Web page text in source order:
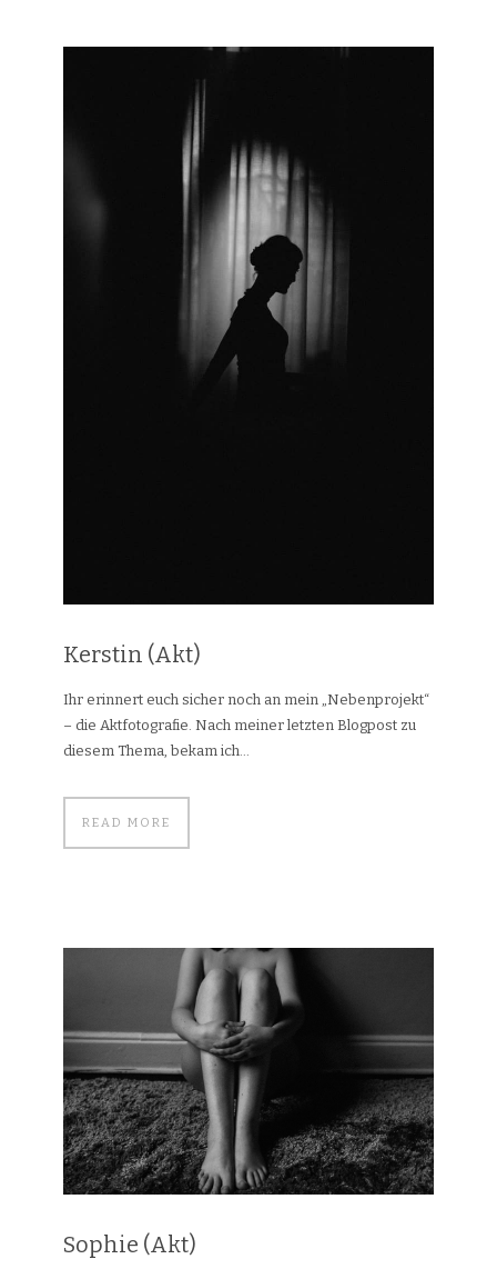
Kerstin (Akt)
Ihr erinnert euch sicher noch an mein „Nebenprojekt“
– die Aktfotografie. Nach meiner letzten Blogpost zu
diesem Thema, bekam ich...
READ MORE
Sophie (Akt)